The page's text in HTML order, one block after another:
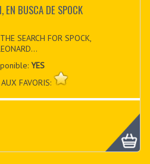
EN BUSCA DE SPOCK
SEARCH FOR SPOCK,
YES
FAVORIS: